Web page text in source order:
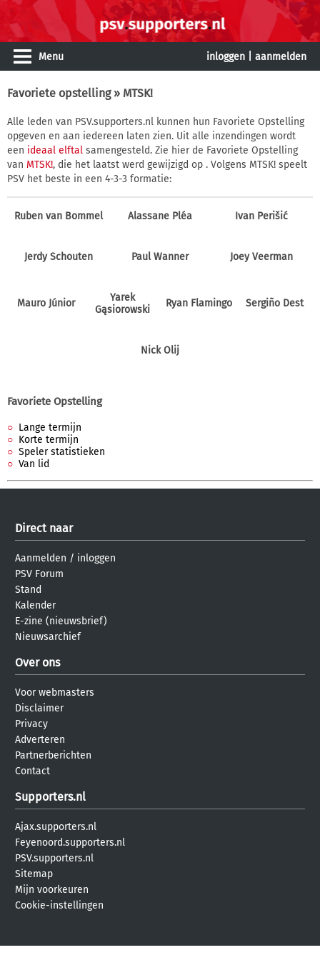
Menu inloggen aanmelden
Favoriete opstelling» MTSK!
Alle leden van PSV.supporters.nl kunnen hun Favoriete Opstelling
opgeven en aan iedereen laten zien. Uit alle inzendingen wordt
een ideaal elftal samengesteld. Zie hier de Favoriete Opstelling
van MTSK!, die het laatst werd gewijzigd op . Volgens MTSK! speelt
PSV het beste in een 4-3-3 formatie:
Ruben van Bommel Alassane Pléa Ivan Perišić
Jerdy Schouten Paul Wanner Joey Veerman
Mauro Júnior
Yarek
Gąsiorowski
Ryan Flamingo Sergiño Dest
Nick Olij
Favoriete Opstelling
Lange termijn
Korte termijn
Speler statistieken
Van lid
Direct naar
Aanmelden / inloggen
PSV Forum
Stand
Kalender
E-zine (nieuwsbrief)
Nieuwsarchief
Over ons
Voor webmasters
Disclaimer
Privacy
Adverteren
Partnerberichten
Contact
Supporters.nl
Ajax.supporters.nl
Feyenoord.supporters.nl
PSV.supporters.nl
Sitemap
Mijn voorkeuren
Cookie-instellingen